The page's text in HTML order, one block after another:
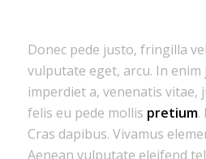
Donec pede justo, fringilla
vulputate eget, arcu. In
imperdiet a, venenatis vitae,
felis eu pede mollis pretium.
Cras dapibus. Vivamus
Aenean vulputate eleifend